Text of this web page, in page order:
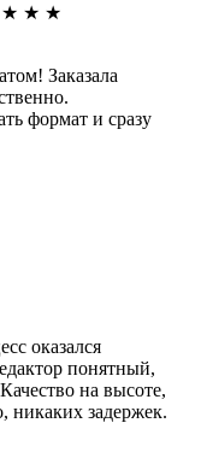
★ ★ ★
Заказала
формат и сразу
оказался
понятный,
на высоте,
никаких задержек.